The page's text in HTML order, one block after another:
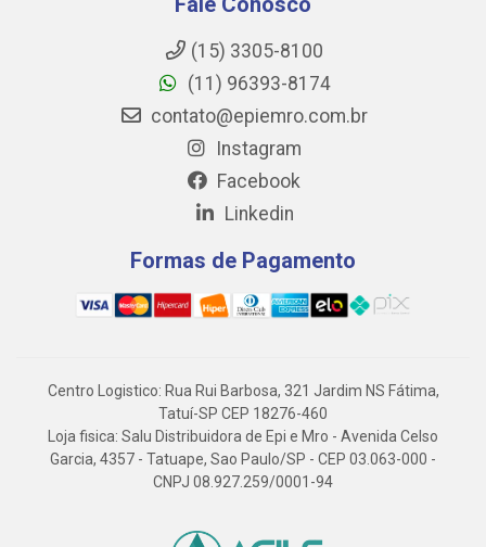
(15) 3305-8100
(11) 96393-8174
contato@epiemro.com.br
Instagram
Facebook
Linkedin
Formas de Pagamento
Centro Logistico: Rua Rui Barbosa, 321 Jardim NS Fátima,
Tatuí-SP CEP 18276-460
Loja fisica: Salu Distribuidora de Epi e Mro - Avenida Celso
Garcia, 4357 - Tatuape, Sao Paulo/SP - CEP 03.063-000 -
CNPJ 08.927.259/0001-94